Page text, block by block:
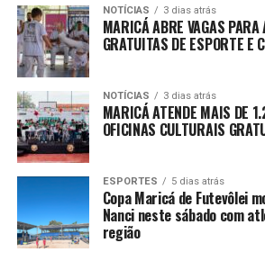
PUBLICIDADE
Continue acompanhando a Maricá
notícias sobre inclusão, cidadania e
#Maricá #Inclusão
#MaricáWebTV
NOTÍCIAS 3 dias atrás
MARICÁ ABRE VAGAS PARA
GRATUITAS DE ESPORTE E
NOTÍCIAS 3 dias atrás
MARICÁ ATENDE MAIS DE
OFICINAS CULTURAIS
ESPORTES 5 dias atrás
Copa Maricá de Futevôlei
Nanci neste sábado com
região